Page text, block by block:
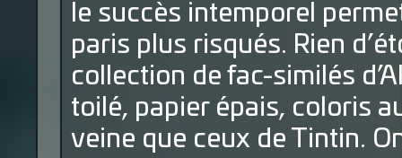
le succès intemporel
paris plus risqués. Rien
collection de fac-similés
toilé, papier épais, coloris
veine que ceux de Tintin.